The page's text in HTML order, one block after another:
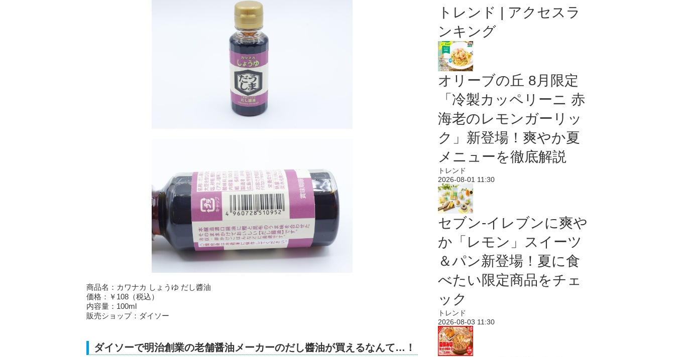
商品名：カワナカ しょうゆ だし醬油
価格：￥108（税込）
内容量：100ml
販売ショップ：ダイソー
ダイソーで明治創業の老舗醤油メーカーのだし醬油が買えるなんて…！
トレンド | アクセスラ
ンキング
オリーブの丘 8月限定
「冷製カッペリーニ 赤
海老のレモンガーリッ
ク」新登場！爽やか夏
メニューを徹底解説
トレンド
2026-08-01 11:30
セブン‐イレブンに爽や
か「レモン」スイーツ
＆パン新登場！夏に食
べたい限定商品をチェ
ック
トレンド
2026-08-03 11:30